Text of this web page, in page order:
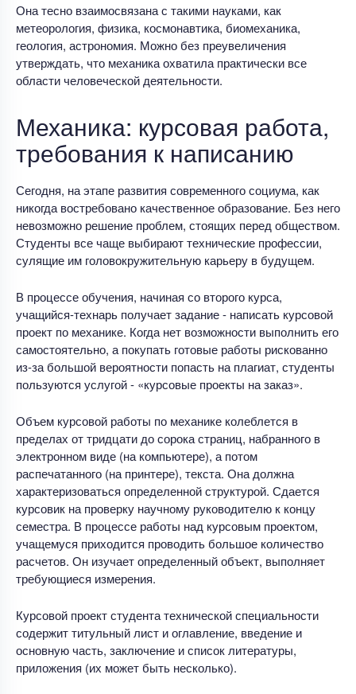
Она тесно взаимосвязана с такими науками, как
метеорология, физика, космонавтика, биомеханика,
геология, астрономия. Можно без преувеличения
утверждать, что механика охватила практически все
области человеческой деятельности.
Механика: курсовая работа,
требования к написанию
Сегодня, на этапе развития современного социума, как
никогда востребовано качественное образование. Без него
невозможно решение проблем, стоящих перед обществом.
Студенты все чаще выбирают технические профессии,
сулящие им головокружительную карьеру в будущем.
В процессе обучения, начиная со второго курса,
учащийся-технарь получает задание - написать курсовой
проект по механике. Когда нет возможности выполнить его
самостоятельно, а покупать готовые работы рискованно
из-за большой вероятности попасть на плагиат, студенты
пользуются услугой - «курсовые проекты на заказ».
Объем курсовой работы по механике колеблется в
пределах от тридцати до сорока страниц, набранного в
электронном виде (на компьютере), а потом
распечатанного (на принтере), текста. Она должна
характеризоваться определенной структурой. Сдается
курсовик на проверку научному руководителю к концу
семестра. В процессе работы над курсовым проектом,
учащемуся приходится проводить большое количество
расчетов. Он изучает определенный объект, выполняет
требующиеся измерения.
Курсовой проект студента технической специальности
содержит титульный лист и оглавление, введение и
основную часть, заключение и список литературы,
приложения (их может быть несколько).